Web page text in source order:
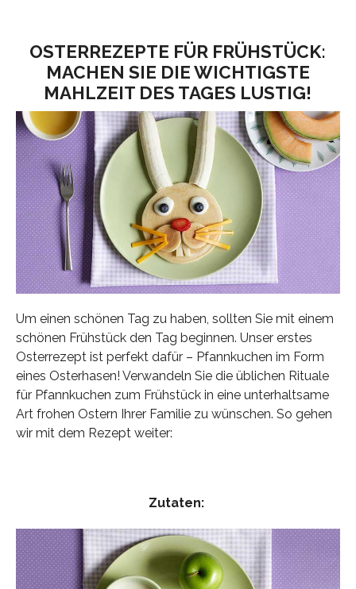
OSTERREZEPTE FÜR FRÜHSTÜCK:
MACHEN SIE DIE WICHTIGSTE
MAHLZEIT DES TAGES LUSTIG!
Um einen schönen Tag zu haben, sollten Sie mit einem
schönen Frühstück den Tag beginnen. Unser erstes
Osterrezept ist perfekt dafür – Pfannkuchen im Form
eines Osterhasen! Verwandeln Sie die üblichen Rituale
für Pfannkuchen zum Frühstück in eine unterhaltsame
Art frohen Ostern Ihrer Familie zu wünschen. So gehen
wir mit dem Rezept weiter:
Zutaten: